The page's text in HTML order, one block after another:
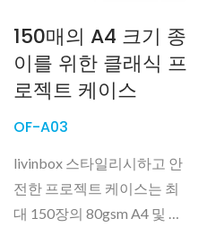
150매의 A4 크기 종
이를 위한 클래식 프
로젝트 케이스
OF-A03
livinbox 스타일리시하고 안
전한 프로젝트 케이스는 최
대 150장의 80gsm A4 및 레